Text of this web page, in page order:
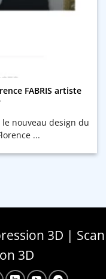
FABRIS artiste
nouveau design du
...
3D | Scan
3D